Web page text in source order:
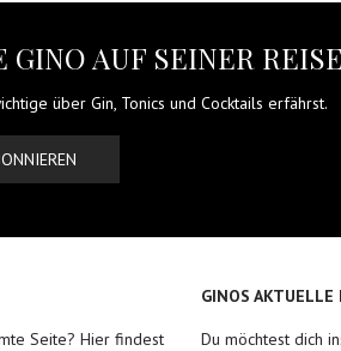
AUF SEINER
über Gin, Tonics und Cocktails erfährst.
Seite? Hier findest
GINOS AKTUELLE
Du möchtest dich